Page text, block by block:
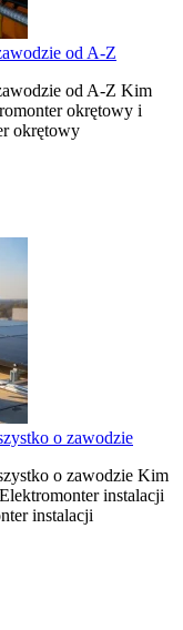
od A-Z
od A-Z Kim
okrętowy i
okrętowy
o zawodzie
o zawodzie Kim
instalacji
instalacji